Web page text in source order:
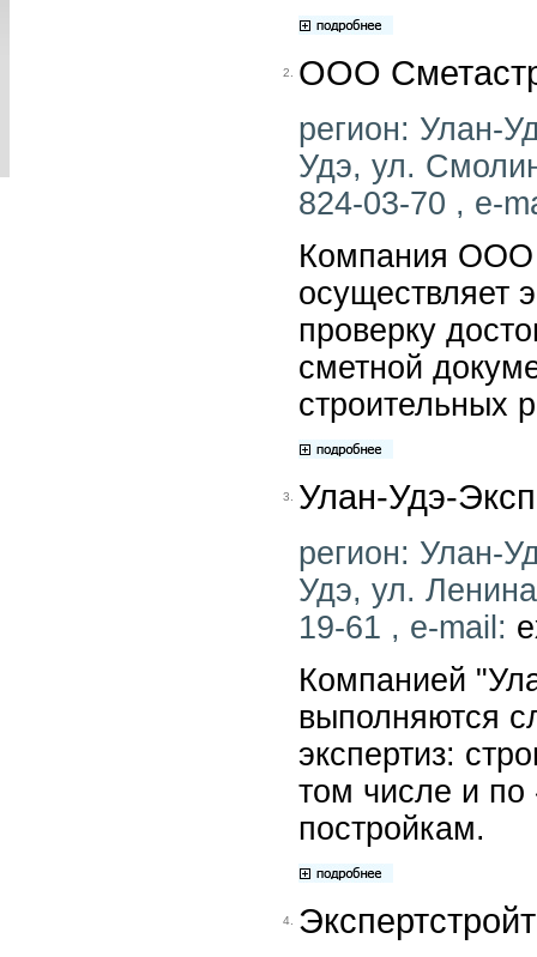
2. ООО
регион: Улан-
Удэ, ул.
824-03-70 , e-
Компания ООО
осуществляет
проверку
сметной
строительных
3. Улан-Удэ-
регион: Улан-
Удэ, ул.
19-61 , e-mail:
Компанией
выполняются
экспертиз:
том числе и
постройкам.
4.